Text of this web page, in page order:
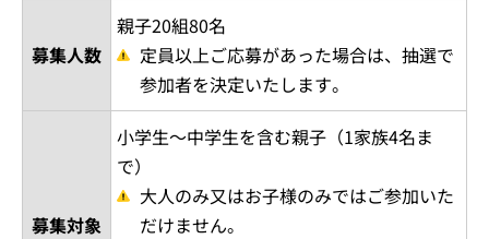
募集人数
親子20組80名
定員以上ご応募があった場合は、抽選で
参加者を決定いたします。
募集対象
小学生～中学生を含む親子（1家族4名ま
で）
大人のみ又はお子様のみではご参加いた
だけません。